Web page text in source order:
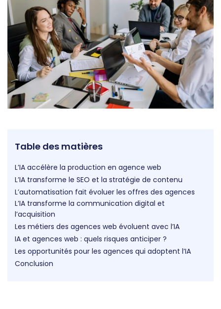
Table des matières
L’IA accélère la production en agence web
L’IA transforme le SEO et la stratégie de contenu
L’automatisation fait évoluer les offres des agences
L’IA transforme la communication digital et
l’acquisition
Les métiers des agences web évoluent avec l’IA
IA et agences web : quels risques anticiper ?
Les opportunités pour les agences qui adoptent l’IA
Conclusion